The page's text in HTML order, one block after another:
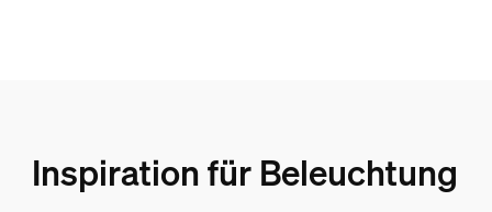
Farbwiedergabeindex (CRI)
Inspiration für Beleuchtung